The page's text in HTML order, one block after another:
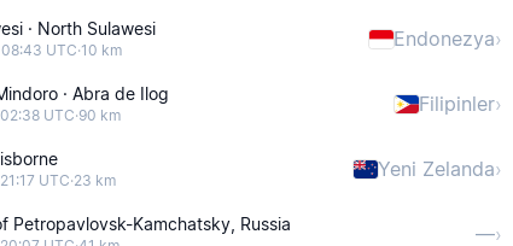
· North Sulawesi
UTC·10 km Endonezya›
· Abra de Ilog
UTC·90 km Filipinler›
UTC·23 km Yeni Zelanda›
Petropavlovsk-Kamchatsky, Russia —›